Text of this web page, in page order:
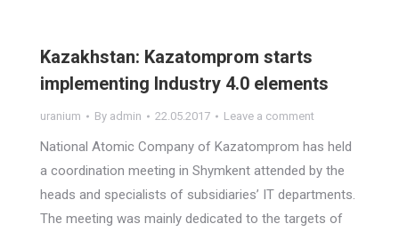
Kazakhstan: Kazatomprom starts
implementing Industry 4.0 elements
uranium By admin 22.05.2017 Leave a comment
National Atomic Company of Kazatomprom has held
a coordination meeting in Shymkent attended by the
heads and specialists of subsidiaries’ IT departments.
The meeting was mainly dedicated to the targets of